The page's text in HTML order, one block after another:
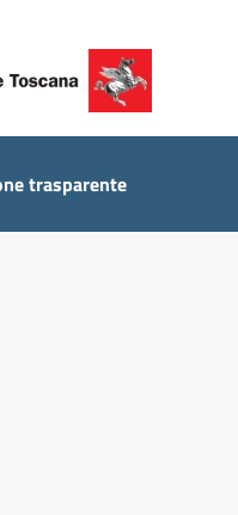
trasparente